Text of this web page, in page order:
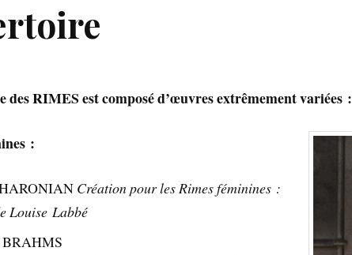
des RIMES est composé d’œuvres extrêmement variées :
:
Création pour les Rimes féminines :
Louise Labbé
BRAHMS